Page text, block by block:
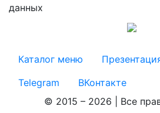
данных
Каталог меню
Telegram
ВКонтакте
© 2015 – 2026 | Все